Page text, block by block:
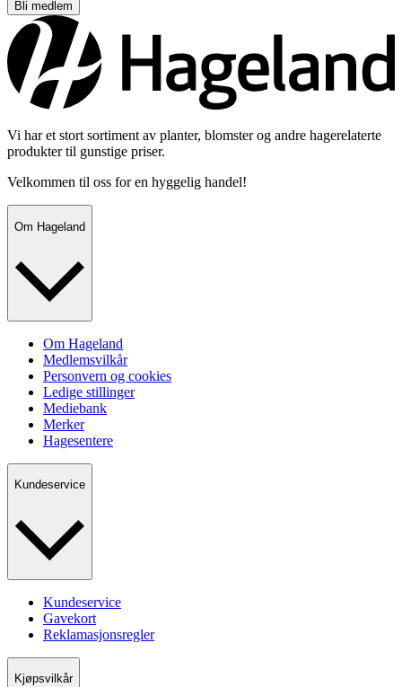
Bli medlem
Vi har et stort sortiment av planter, blomster og andre hagerelaterte
produkter til gunstige priser.
Velkommen til oss for en hyggelig handel!
Om Hageland
Om Hageland
Medlemsvilkår
Personvern og cookies
Ledige stillinger
Mediebank
Merker
Hagesentere
Kundeservice
Kundeservice
Gavekort
Reklamasjonsregler
Kjøpsvilkår